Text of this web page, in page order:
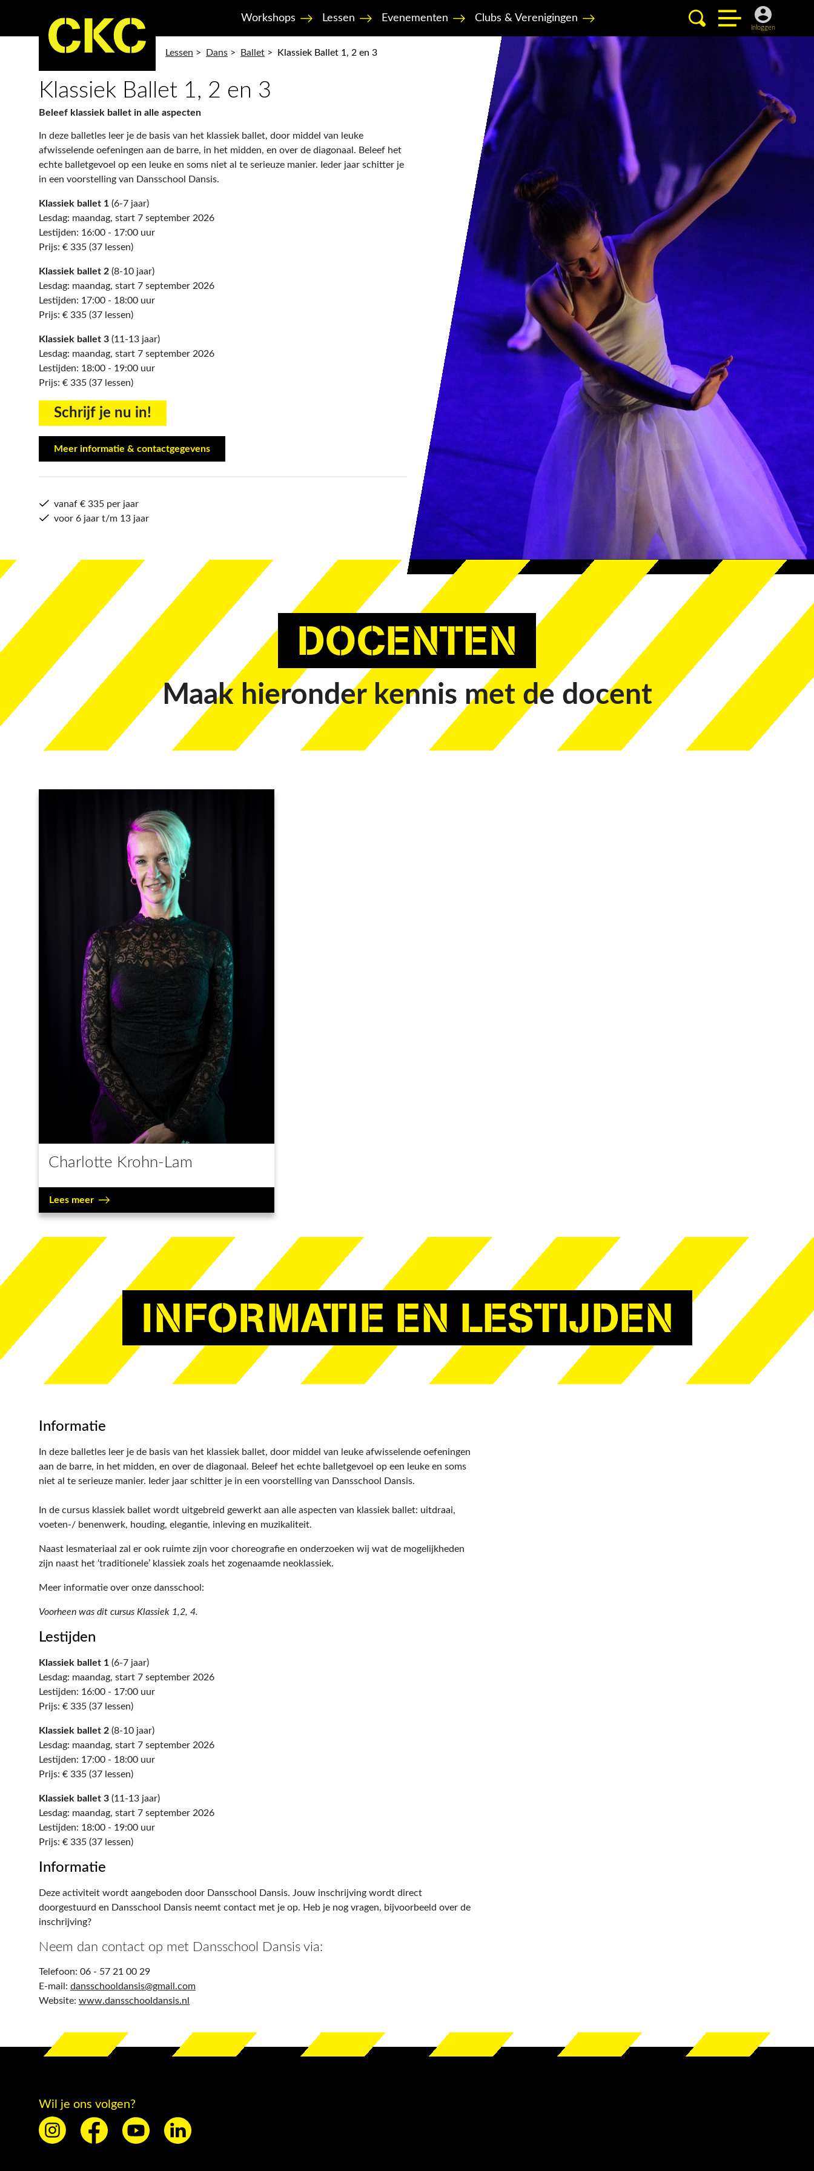
Workshops Lessen Evenementen Clubs & Verenigingen
inloggen
Lessen > Dans > Ballet > Klassiek Ballet 1, 2 en 3
Klassiek Ballet 1, 2 en 3
Beleef klassiek ballet in alle aspecten
In deze balletles leer je de basis van het klassiek ballet, door middel van leuke
afwisselende oefeningen aan de barre, in het midden, en over de diagonaal. Beleef het
echte balletgevoel op een leuke en soms niet al te serieuze manier. Ieder jaar schitter je
in een voorstelling van Dansschool Dansis.
Klassiek ballet 1 (6-7 jaar)
Lesdag: maandag, start 7 september 2026
Lestijden: 16:00 - 17:00 uur
Prijs: € 335 (37 lessen)
Klassiek ballet 2 (8-10 jaar)
Lesdag: maandag, start 7 september 2026
Lestijden: 17:00 - 18:00 uur
Prijs: € 335 (37 lessen)
Klassiek ballet 3 (11-13 jaar)
Lesdag: maandag, start 7 september 2026
Lestijden: 18:00 - 19:00 uur
Prijs: € 335 (37 lessen)
​​​​​​​Schrijf je nu in!
Meer informatie & contactgegevens
vanaf € 335 per jaar
voor 6 jaar t/m 13 jaar
DOCENTEN
Maak hieronder kennis met de docent
Charlotte Krohn-Lam
Lees meer
INFORMATIE EN LESTIJDEN
Informatie
In deze balletles leer je de basis van het klassiek ballet, door middel van leuke afwisselende oefeningen
aan de barre, in het midden, en over de diagonaal. Beleef het echte balletgevoel op een leuke en soms
niet al te serieuze manier. Ieder jaar schitter je in een voorstelling van Dansschool Dansis.
In de cursus klassiek ballet wordt uitgebreid gewerkt aan alle aspecten van klassiek ballet: uitdraai,
voeten-/ benenwerk, houding, elegantie, inleving en muzikaliteit.
Naast lesmateriaal zal er ook ruimte zijn voor choreografie en onderzoeken wij wat de mogelijkheden
zijn naast het ‘traditionele’ klassiek zoals het zogenaamde neoklassiek.
Meer informatie over onze dansschool:
Voorheen was dit cursus Klassiek 1,2, 4.
Lestijden
Klassiek ballet 1 (6-7 jaar)
Lesdag: maandag, start 7 september 2026
Lestijden: 16:00 - 17:00 uur
Prijs: € 335 (37 lessen)
Klassiek ballet 2 (8-10 jaar)
Lesdag: maandag, start 7 september 2026
Lestijden: 17:00 - 18:00 uur
Prijs: € 335 (37 lessen)
Klassiek ballet 3 (11-13 jaar)
Lesdag: maandag, start 7 september 2026
Lestijden: 18:00 - 19:00 uur
Prijs: € 335 (37 lessen)
Informatie
Deze activiteit wordt aangeboden door Dansschool Dansis. Jouw inschrijving wordt direct
doorgestuurd en Dansschool Dansis neemt contact met je op. Heb je nog vragen, bijvoorbeeld over de
inschrijving?
Neem dan contact op met Dansschool Dansis via:
Telefoon: 06 - 57 21 00 29
E-mail: dansschooldansis@gmail.com
Website: www.dansschooldansis.nl
Wil je ons volgen?